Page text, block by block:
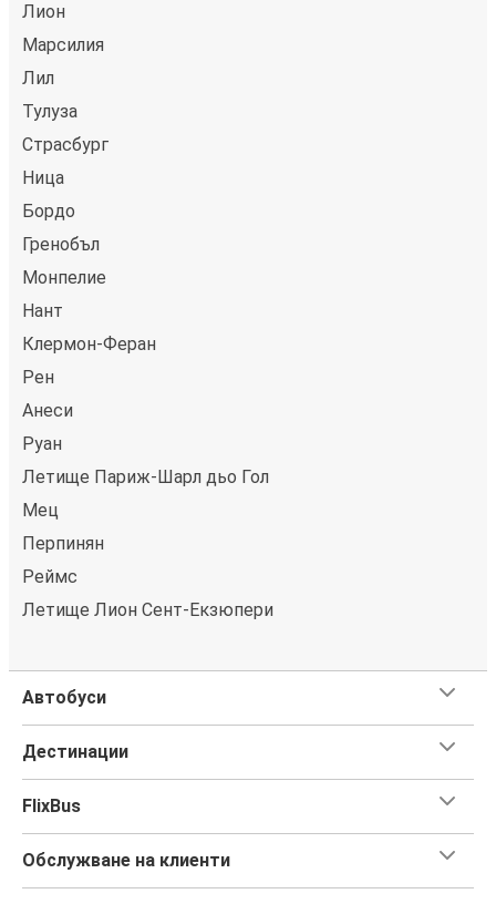
Лион
Марсилия
Лил
Тулуза
Страсбург
Ница
Бордо
Гренобъл
Монпелие
Нант
Клермон-Феран
Рен
Анеси
Руан
Летище Париж-Шарл дьо Гол
Мец
Перпинян
Реймс
Летище Лион Сент-Екзюпери
Автобуси
Дестинации
FlixBus
Обслужване на клиенти